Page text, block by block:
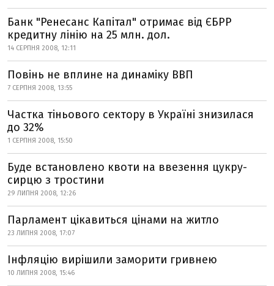
Банк "Ренесанс Капітал" отримає від ЄБРР
кредитну лінію на 25 млн. дол.
14 СЕРПНЯ 2008, 12:11
Повінь не вплине на динаміку ВВП
7 СЕРПНЯ 2008, 13:55
Частка тіньового сектору в Україні знизилася
до 32%
1 СЕРПНЯ 2008, 15:50
Буде встановлено квоти на ввезення цукру-
сирцю з тростини
29 ЛИПНЯ 2008, 12:26
Парламент цікавиться цінами на житло
23 ЛИПНЯ 2008, 17:07
Інфляцію вирішили заморити гривнею
10 ЛИПНЯ 2008, 15:46